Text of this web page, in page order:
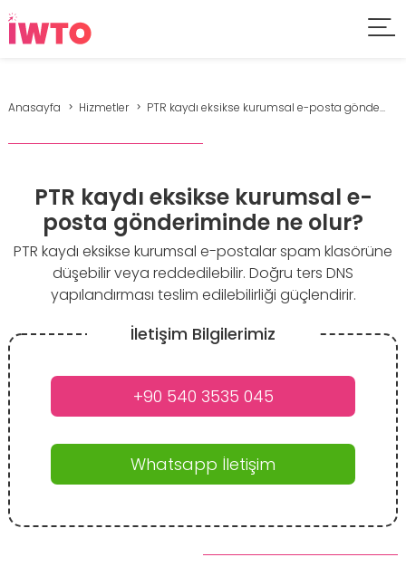
Anasayfa Hizmetler PTR kaydı eksikse kurumsal e-posta gönde...
PTR kaydı eksikse kurumsal e-
posta gönderiminde ne olur?
PTR kaydı eksikse kurumsal e-postalar spam klasörüne
düşebilir veya reddedilebilir. Doğru ters DNS
yapılandırması teslim edilebilirliği güçlendirir.
İletişim Bilgilerimiz
+90 540 3535 045
Whatsapp İletişim